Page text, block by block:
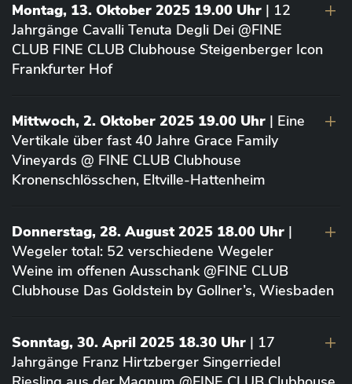
Montag, 13. Oktober 2025 19.00 Uhr | 12
Jahrgänge Cavalli Tenuta Degli Dei @FINE
CLUB FINE CLUB Clubhouse Steigenberger Icon
Frankfurter Hof
Mittwoch, 2. Oktober 2025 19.00 Uhr | Eine
Vertikale über fast 40 Jahre Grace Family
Vineyards @ FINE CLUB Clubhouse
Kronenschlösschen, Eltville-Hattenheim
Donnerstag, 28. August 2025 18.00 Uhr |
Wegeler total: 52 verschiedene Wegeler
Weine im offenen Ausschank @FINE CLUB
Clubhouse Das Goldstein by Gollner’s, Wiesbaden
Sonntag, 30. April 2025 18.30 Uhr | 17
Jahrgänge Franz Hirtzberger Singerriedel